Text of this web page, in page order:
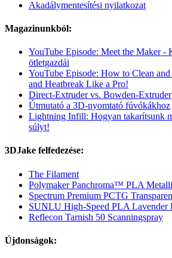
Akadálymentesítési nyilatkozat
Magazinunkból:
YouTube Episode: Meet the Maker -
ötletgazdái
YouTube Episode: How to Clean
and Heatbreak Like a Pro!
Direct-Extruder vs. Bowden-Extruder
Útmutató a 3D-nyomtató fúvókákhoz
Lightning Infill: Hogyan takarítsunk
súlyt!
3DJake felfedezése:
The Filament
Polymaker Panchroma™ PLA
Spectrum Premium PCTG
SUNLU High-Speed PLA Lavender
Reflecon Tarnish 50 Scanningspray
Újdonságok: